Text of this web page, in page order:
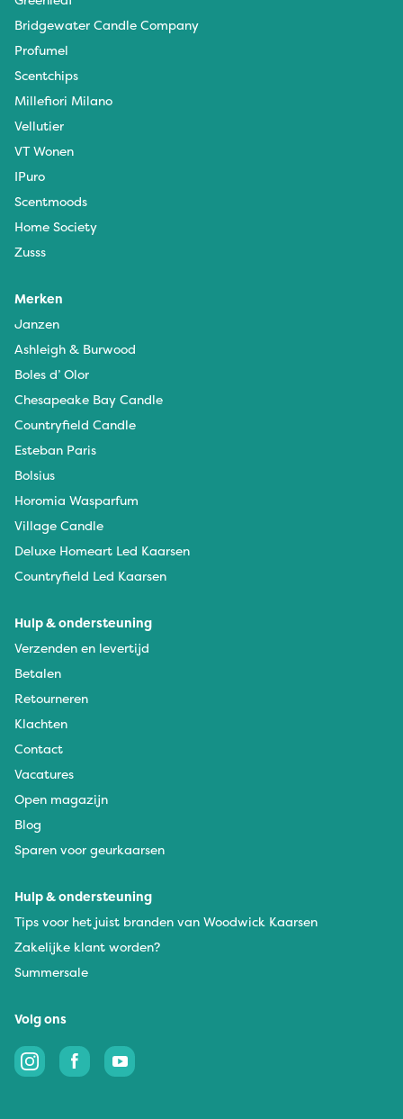
Bridgewater Candle Company
Profumel
Scentchips
Millefiori Milano
Vellutier
VT Wonen
IPuro
Scentmoods
Home Society
Zusss
Merken
Janzen
Ashleigh & Burwood
Boles d’ Olor
Chesapeake Bay Candle
Countryfield Candle
Esteban Paris
Bolsius
Horomia Wasparfum
Village Candle
Deluxe Homeart Led Kaarsen
Countryfield Led Kaarsen
Hulp & ondersteuning
Verzenden en levertijd
Betalen
Retourneren
Klachten
Contact
Vacatures
Open magazijn
Blog
Sparen voor geurkaarsen
Hulp & ondersteuning
Tips voor het juist branden van Woodwick Kaarsen
Zakelijke klant worden?
Summersale
Volg ons